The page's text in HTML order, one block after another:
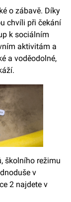
o zábavě. Díky
chvíli při čekání
k sociálním
aktivitám a
a voděodolné,
školního režimu
v
2 najdete v